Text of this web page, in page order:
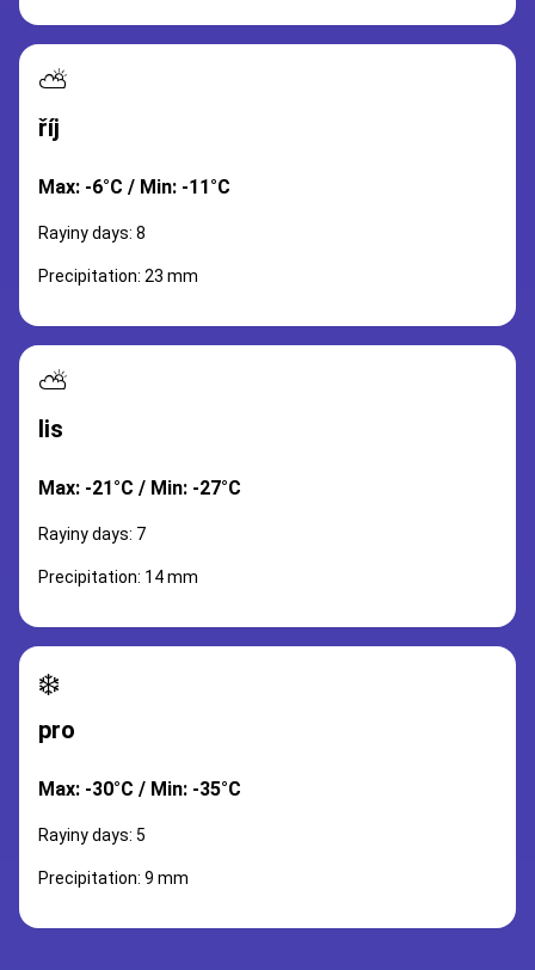
⛅
říj
Max: -6°C / Min: -11°C
Rayiny days: 8
Precipitation: 23 mm
⛅
lis
Max: -21°C / Min: -27°C
Rayiny days: 7
Precipitation: 14 mm
❄️
pro
Max: -30°C / Min: -35°C
Rayiny days: 5
Precipitation: 9 mm